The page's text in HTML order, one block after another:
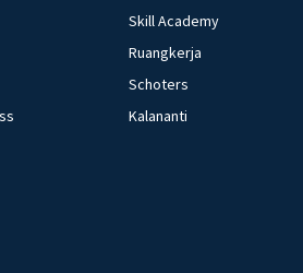
Skill Academy
Ruangkerja
Schoters
Kalananti